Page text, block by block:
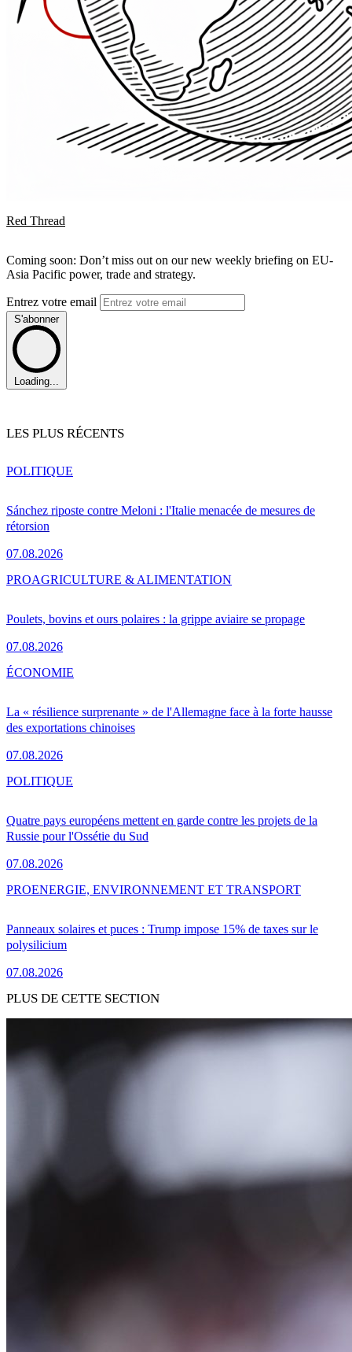
Red Thread
Coming soon: Don’t miss out on our new weekly briefing on EU-
Asia Pacific power, trade and strategy.
Entrez votre email
S'abonner
Loading...
LES PLUS RÉCENTS
Sánchez riposte contre Meloni : l'Italie menacée de mesures de
rétorsion
07.08.2026
POLITIQUE
Poulets, bovins et ours polaires : la grippe aviaire se propage
07.08.2026
PROAGRICULTURE & ALIMENTATION
La « résilience surprenante » de l'Allemagne face à la forte hausse
des exportations chinoises
07.08.2026
ÉCONOMIE
Quatre pays européens mettent en garde contre les projets de la
Russie pour l'Ossétie du Sud
07.08.2026
POLITIQUE
Panneaux solaires et puces : Trump impose 15% de taxes sur le
polysilicium
07.08.2026
PROENERGIE, ENVIRONNEMENT ET TRANSPORT
PLUS DE CETTE SECTION